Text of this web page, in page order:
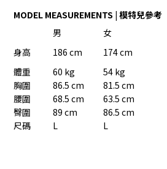
MODEL MEASUREMENTS | 模特兒參考
男
女
身高
186 cm
174 cm
體重
60 kg
54 kg
胸圍
86.5 cm
81.5 cm
腰圍
68.5 cm
63.5 cm
臀圍
89 cm
86.5 cm
尺碼
L L